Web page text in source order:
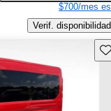
$700/mes
Verif. disponibilidad